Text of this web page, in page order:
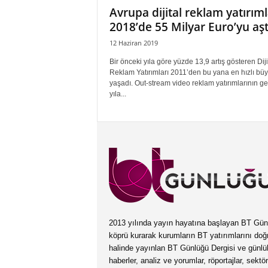
Avrupa dijital reklam
2018’de 55 Milyar Euro’yu
12 Haziran 2019
Bir önceki yıla göre yüzde 13,9 artış gösteren
Reklam Yatırımları 2011’den bu yana en hızlı
yaşadı. Out-stream video reklam yatırımlarının
yıla...
2013 yılında yayın hayatına başlayan BT
köprü kurarak kurumların BT yatırımlarını
halinde yayınlan BT Günlüğü Dergisi ve
haberler, analiz ve yorumlar, röportajlar,